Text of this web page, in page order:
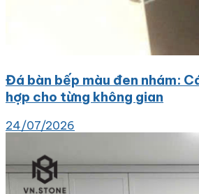
Đá bàn bếp màu đen nhám:
hợp cho từng không gian
24/07/2026